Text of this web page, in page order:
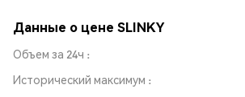
Данные о цене SLINKY
Объем за 24ч
Исторический максимум